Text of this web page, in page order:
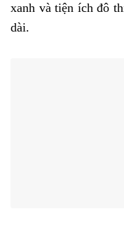
xanh và tiện ích đô
dài.